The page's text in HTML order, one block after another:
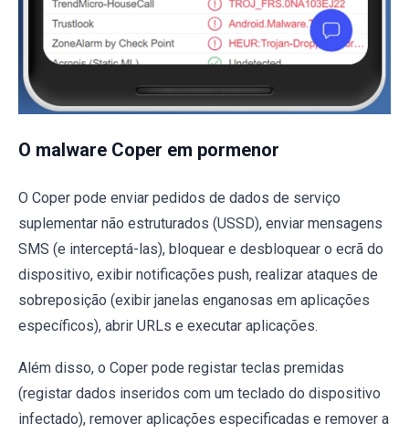
O malware Coper em pormenor
O Coper pode enviar pedidos de dados de serviço
suplementar não estruturados (USSD), enviar mensagens
SMS (e interceptá-las), bloquear e desbloquear o ecrã do
dispositivo, exibir notificações push, realizar ataques de
sobreposição (exibir janelas enganosas em aplicações
específicos), abrir URLs e executar aplicações.
Além disso, o Coper pode registar teclas premidas
(registar dados inseridos com um teclado do dispositivo
infectado), remover aplicações especificadas e remover a